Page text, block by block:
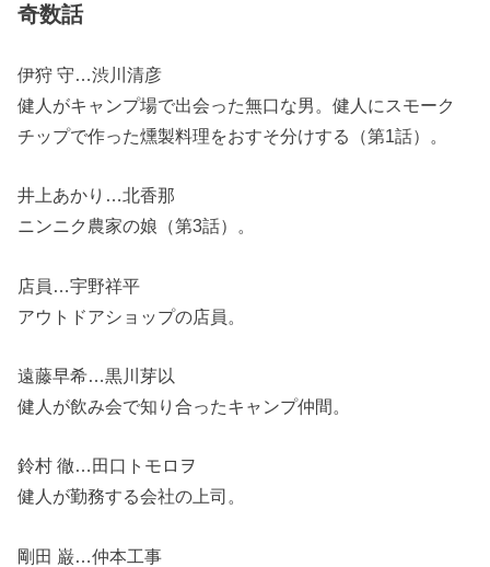
奇数話
伊狩 守…渋川清彦
健人がキャンプ場で出会った無口な男。健人にスモーク
チップで作った燻製料理をおすそ分けする（第1話）。
井上あかり…北香那
ニンニク農家の娘（第3話）。
店員…宇野祥平
アウトドアショップの店員。
遠藤早希…黒川芽以
健人が飲み会で知り合ったキャンプ仲間。
鈴村 徹…田口トモロヲ
健人が勤務する会社の上司。
剛田 巌…仲本工事